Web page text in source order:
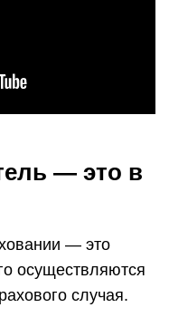
— это в
— это
осуществляются
случая.